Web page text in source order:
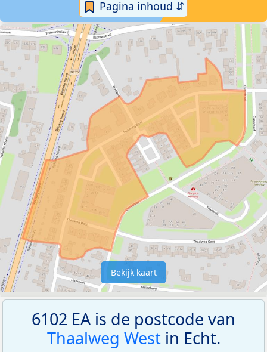
Pagina inhoud ⇵
Bekijk kaart
6102 EA is de postcode van
Thaalweg Westin Echt.